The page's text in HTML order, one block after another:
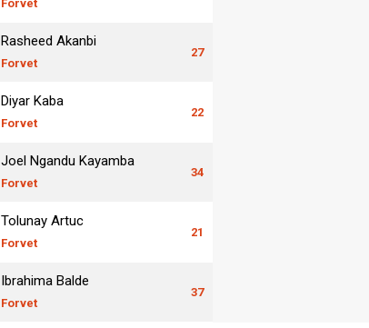
Forvet
Rasheed Akanbi
Forvet
27
Diyar Kaba
Forvet
22
Joel Ngandu Kayamba
Forvet
34
Tolunay Artuc
Forvet
21
Ibrahima Balde
Forvet
37